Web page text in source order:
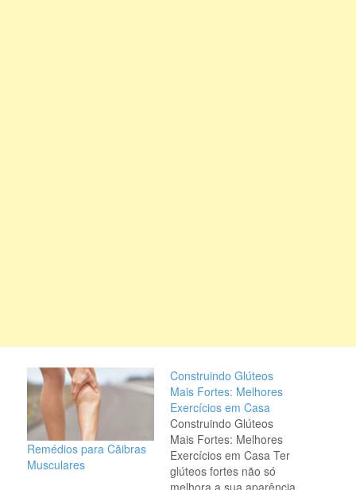
Remédios para Cãibras
Musculares
Construindo Glúteos
Mais Fortes: Melhores
Exercícios em Casa
Construindo Glúteos
Mais Fortes: Melhores
Exercícios em Casa Ter
glúteos fortes não só